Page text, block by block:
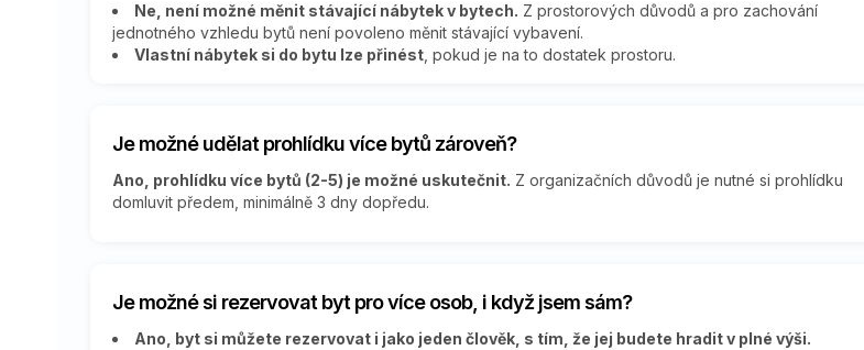
Ne, není možné měnit stávající nábytek v bytech. Z prostorových důvodů a pro zachování
jednotného vzhledu bytů není povoleno měnit stávající vybavení.
Vlastní nábytek si do bytu lze přinést , pokud je na to dostatek prostoru.
Je možné udělat prohlídku více bytů zároveň?
Ano, prohlídku více bytů (2-5) je možné uskutečnit. Z organizačních důvodů je nutné si prohlídku
domluvit předem, minimálně 3 dny dopředu.
Je možné si rezervovat byt pro více osob, i když jsem sám?
Ano, byt si můžete rezervovat i jako jeden člověk, s tím, že jej budete hradit v plné výši.